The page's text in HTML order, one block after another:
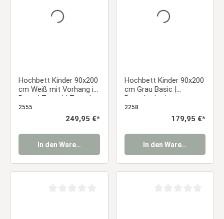
Hochbett Kinder 90x200
cm Weiß mit Vorhang in
Rosa | Tunnel | Turm |
Rutsche | mit
2555
Regulärer Preis:
249,95 €*
In den Warenkorb
Hochbett Kinder 90x200
cm Grau Basic |
Rutsche | mit
Lattenrost
2258
Regulärer Preis:
179,95 €*
In den Warenkorb